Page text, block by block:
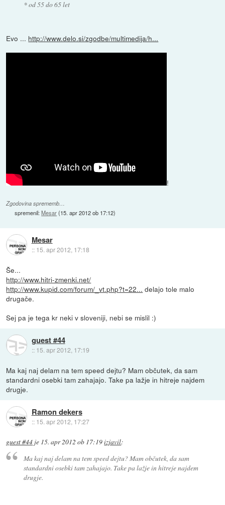
* od 55 do 65 let
Evo ... http://www.delo.si/zgodbe/multimedija/h...
!
Zgodovina sprememb…
spremenil:Mesar(15. apr 2012 ob 17:12)
Mesar
:: 15. apr 2012, 17:18
Še...
http://www.hitri-zmenki.net/
http://www.kupid.com/forum/_vt.php?t=22... delajo tole malo
drugače.
Sej pa je tega kr neki v sloveniji, nebi se mislil :)
guest #44
:: 15. apr 2012, 17:19
Ma kaj naj delam na tem speed dejtu? Mam občutek, da sam
standardni osebki tam zahajajo. Take pa lažje in hitreje najdem
drugje.
Ramon dekers
:: 15. apr 2012, 17:27
guest #44 je 15. apr 2012 ob 17:19izjavil:
Ma kaj naj delam na tem speed dejtu? Mam občutek, da sam
standardni osebki tam zahajajo. Take pa lažje in hitreje najdem
drugje.